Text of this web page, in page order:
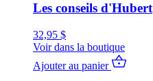
Les conseils d'Hubert
32,95 $
Voir dans la boutique
Ajouter au panier